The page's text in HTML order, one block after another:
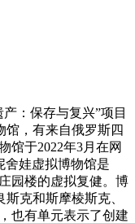
：保存与复兴”项目
馆，有来自俄罗斯四
馆于2022年3月在网
舍娃虚拟博物馆是
园楼的虚拟复健。博
克和斯摩棱斯克、
也有单元表示了创建